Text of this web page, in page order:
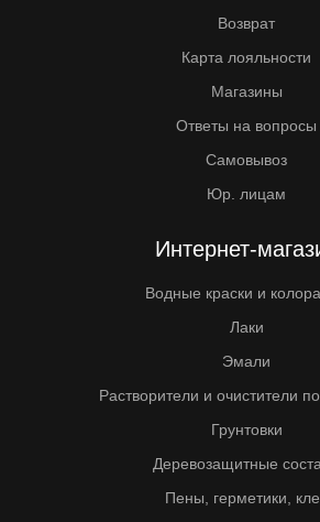
Возврат
Карта лояльности
Магазины
Ответы на вопросы
Самовывоз
Юр. лицам
Интернет-
Водные краски и
Лаки
Эмали
Растворители и очистители
Грунтовки
Деревозащитные
Пены, герметики,